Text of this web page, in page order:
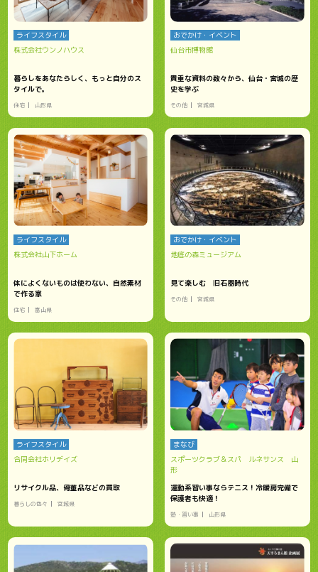
ライフスタイル
株式会社ウンノハウス
暮らしをあなたらしく、もっと自分のス
タイルで。
住宅 山形県
おでかけ・イベント
仙台市博物館
貴重な資料の数々から、仙台・宮城の歴
史を学ぶ
その他 宮城県
ライフスタイル
株式会社山下ホーム
体によくないものは使わない、自然素材
で作る家
住宅 富山県
おでかけ・イベント
地底の森ミュージアム
見て楽しむ 旧石器時代
その他 宮城県
ライフスタイル
合同会社ホリデイズ
リサイクル品、骨董品などの買取
暮らしの色々 宮城県
まなび
スポーツクラブ＆スパ ルネサンス 山
形
運動系習い事ならテニス！冷暖房完備で
保護者も快適！
塾・習い事 山形県